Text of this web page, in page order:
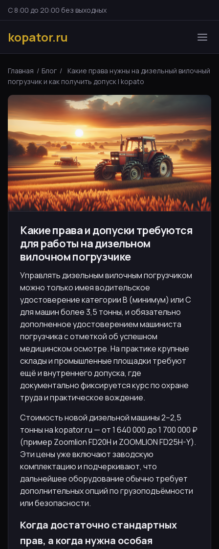
С 8:00 до 20:00 без выходных
kopator.ru
Главная / Блог /
Какие права нужны на дизельный вилочный
погрузчик и как получить допуск | kopato
Какие права и допуски требуются
для работы на дизельном
вилочном погрузчике
Управлять дизельным вилочным погрузчиком
можно только имея водительское
удостоверение категории B (минимум) или C
для машин более 3,5 тонны, и обязательно
дополненное удостоверением машиниста
погрузчика с отметкой об успешном
медицинском осмотре. На практике крупные
склады и промышленные площадки требуют
ещё и внутреннего допуска, где
документально фиксируется курс по охране
труда и практическое вождение.
Стоимость новой дизельной машины 2–2,5
тонны на kopator.ru — от 1 640 000 до 1 700 000 ₽
(пример Zoomlion FD20H и ZOOMLION FD25H-Y).
Эти цены уже включают заводскую
комплектацию и подчеркивают, что
дальнейшее оборудование обычно требует
дополнительных опций по грузоподъёмности
или безопасности.
Когда достаточно стандартных
прав, а когда нужна особая